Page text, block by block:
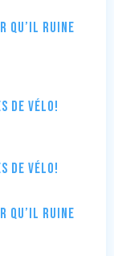
qu’il ruine
de vélo!
de vélo!
qu’il ruine